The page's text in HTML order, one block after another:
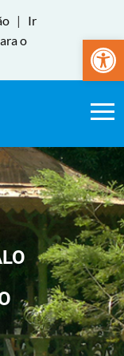
Abrir
|
Ir
o